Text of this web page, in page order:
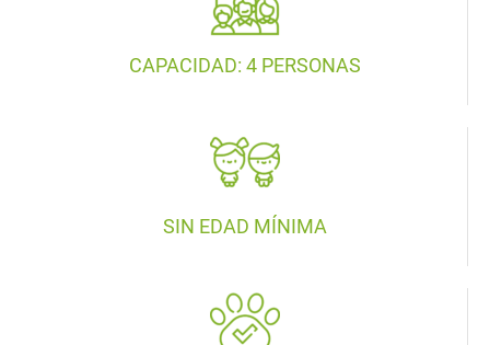
CAPACIDAD: 4 PERSONAS
SIN EDAD MÍNIMA